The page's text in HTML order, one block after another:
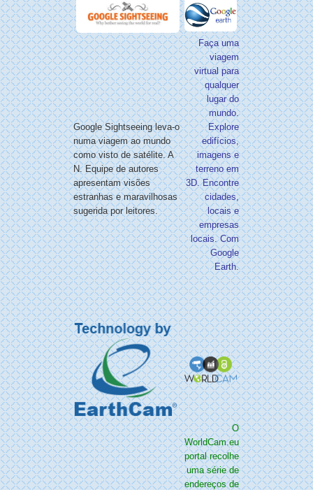
Google Sightseeing leva-o
numa viagem ao mundo
como visto de satélite. A
N. Equipe de autores
apresentam visões
estranhas e maravilhosas
sugerida por leitores.
Faça uma
viagem
virtual para
qualquer
lugar do
mundo.
Explore
edifícios,
imagens e
terreno em
3D. Encontre
cidades,
locais e
empresas
locais. Com
Google
Earth.
O
WorldCam.eu
portal recolhe
uma série de
endereços de